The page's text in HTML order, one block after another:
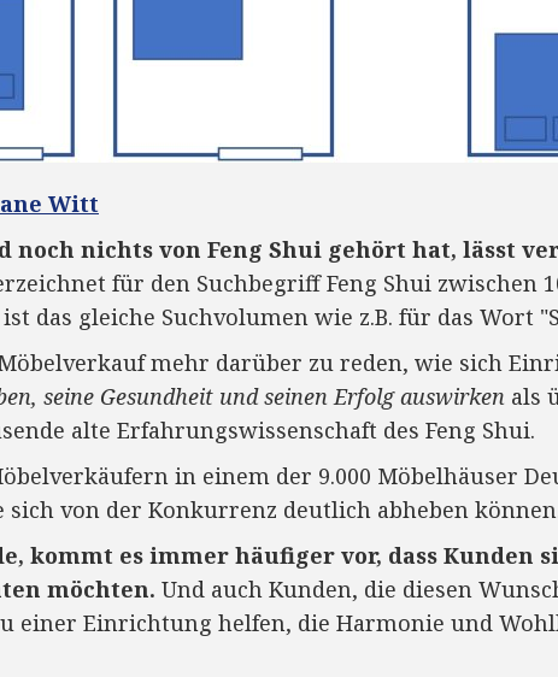
Witt
noch nichts von Feng Shui gehört hat, lässt
für den Suchbegriff Feng Shui zwischen
das gleiche Suchvolumen wie z.B. für das Wort
mehr darüber zu reden, wie sich
seine Gesundheit und seinen Erfolg auswirken als
alte Erfahrungswissenschaft des Feng Shui.
in einem der 9.000 Möbelhäuser
sich von der Konkurrenz deutlich abheben
kommt es immer häufiger vor, dass Kunden
möchten. Und auch Kunden, die diesen
einer Einrichtung helfen, die Harmonie und